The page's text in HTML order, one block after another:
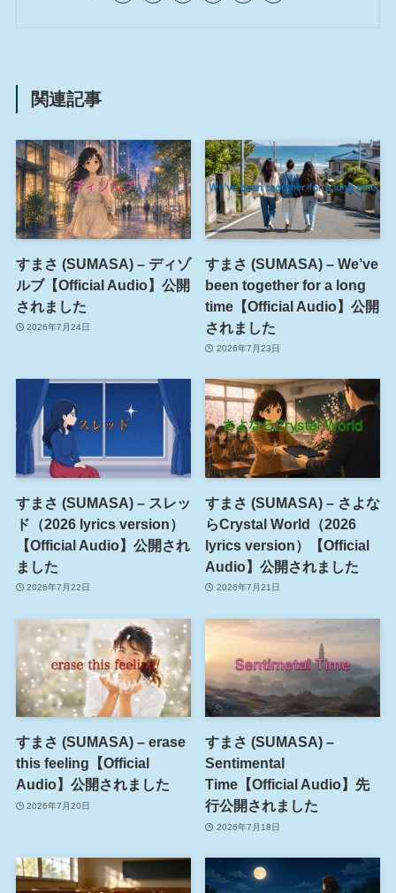
関連記事
すまさ (SUMASA) – ディゾ
ルブ【Official Audio】公開
されました
2026年7月24日
すまさ (SUMASA) – We’ve
been together for a long
time【Official Audio】公開
されました
2026年7月23日
すまさ (SUMASA) – スレッ
ド（2026 lyrics version）
【Official Audio】公開され
ました
2026年7月22日
すまさ (SUMASA) – さよな
らCrystal World（2026
lyrics version）【Official
Audio】公開されました
2026年7月21日
すまさ (SUMASA) – erase
this feeling【Official
Audio】公開されました
2026年7月20日
すまさ (SUMASA) –
Sentimental
Time【Official Audio】先
行公開されました
2026年7月18日